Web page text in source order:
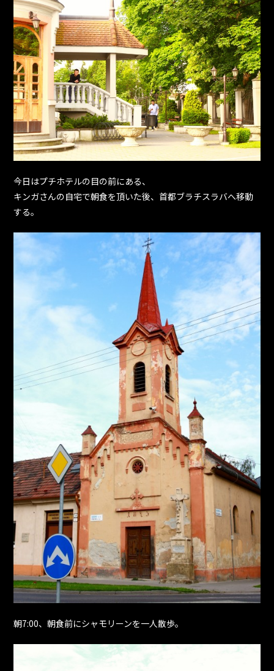
今日はプチホテルの目の前にある、
キンガさんの自宅で朝食を頂いた後、首都ブラチスラバへ移動
する。
朝7:00、朝食前にシャモリーンを一人散歩。